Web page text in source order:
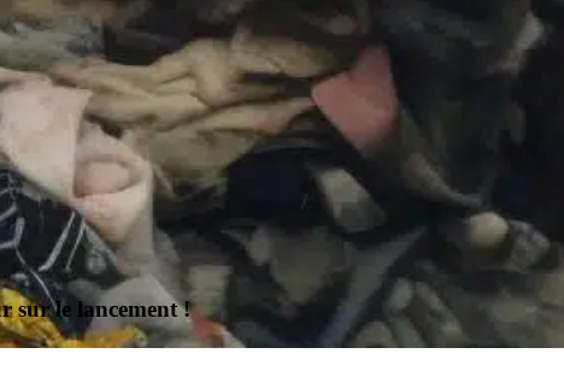
sur le lancement !